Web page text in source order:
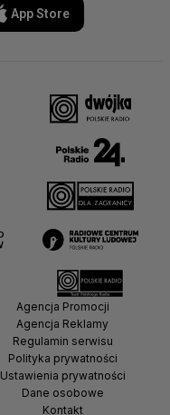
App Store
Agencja Promocji
Agencja Reklamy
Regulamin serwisu
Polityka prywatności
Ustawienia prywatności
Dane osobowe
Kontakt